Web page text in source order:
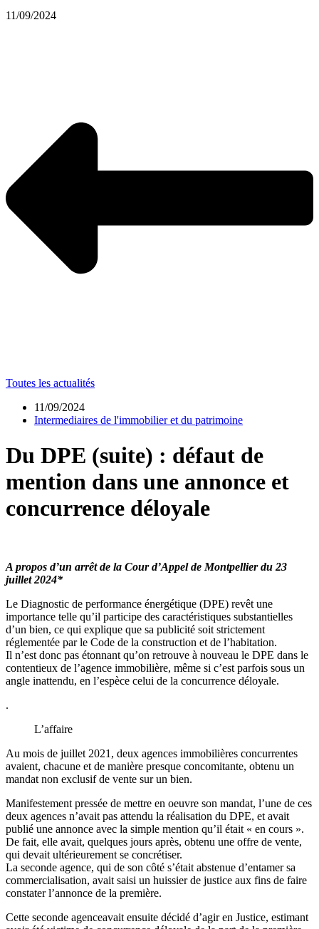
11/09/2024
Toutes les actualités
11/09/2024
Intermediaires de l'immobilier et du patrimoine
Du DPE (suite) : défaut de
mention dans une annonce et
concurrence déloyale
A propos d’un arrêt de la Cour d’Appel de Montpellier du 23
juillet 2024*
Le Diagnostic de performance énergétique (DPE) revêt une
importance telle qu’il participe des caractéristiques substantielles
d’un bien, ce qui explique que sa publicité soit strictement
réglementée par le Code de la construction et de l’habitation.
Il n’est donc pas étonnant qu’on retrouve à nouveau le DPE dans le
contentieux de l’agence immobilière, même si c’est parfois sous un
angle inattendu, en l’espèce celui de la concurrence déloyale.
.
L’affaire
Au mois de juillet 2021, deux agences immobilières concurrentes
avaient, chacune et de manière presque concomitante, obtenu un
mandat non exclusif de vente sur un bien.
Manifestement pressée de mettre en oeuvre son mandat, l’une de ces
deux agences n’avait pas attendu la réalisation du DPE, et avait
publié une annonce avec la simple mention qu’il était « en cours ».
De fait, elle avait, quelques jours après, obtenu une offre de vente,
qui devait ultérieurement se concrétiser.
La seconde agence, qui de son côté s’était abstenue d’entamer sa
commercialisation, avait saisi un huissier de justice aux fins de faire
constater l’annonce de la première.
Cette seconde agenceavait ensuite décidé d’agir en Justice, estimant